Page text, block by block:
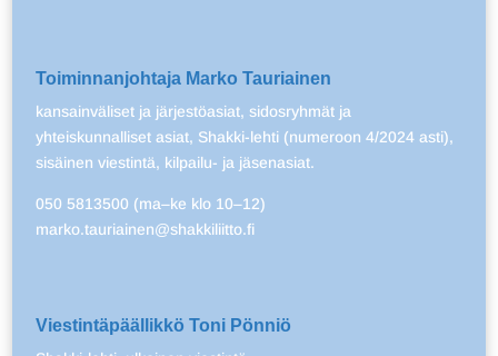
Toiminnanjohtaja Marko Tauriainen
kansainväliset ja järjestöasiat, sidosryhmät ja
yhteiskunnalliset asiat, Shakki-lehti (numeroon 4/2024 asti),
sisäinen viestintä, kilpailu- ja jäsenasiat.
050 5813500 (ma–ke klo 10–12)
marko.tauriainen@shakkiliitto.fi
Viestintäpäällikkö Toni Pönniö